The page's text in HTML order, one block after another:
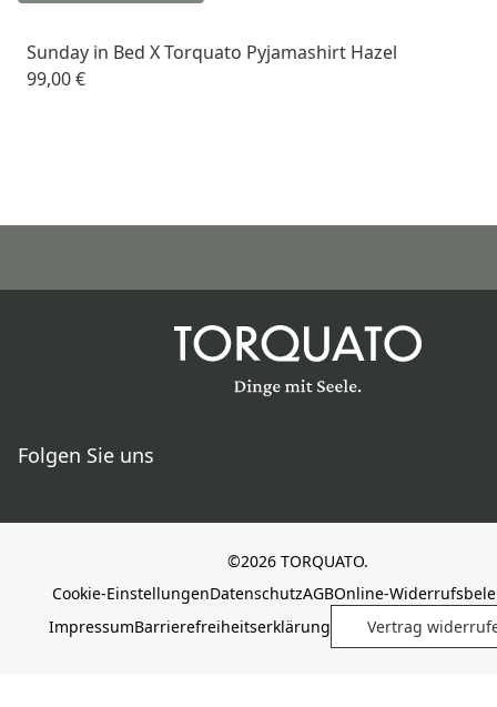
Sunday in Bed X Torquato Pyjamashirt Hazel
99,00 €
Folgen Sie uns
©2026 TORQUATO.
Cookie-EinstellungenDatenschutzAGBOnline-
ImpressumBarrierefreiheitserklärung Vertrag